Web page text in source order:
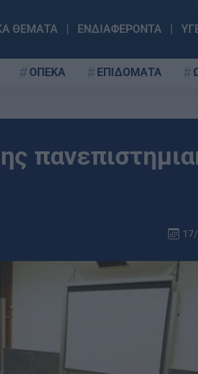
ΘΕΜΑΤΑ ΕΝΔΙΑΦΕΡΟΝΤΑ
ΟΠΕΚΑ ΕΠΙΔΟΜΑΤΑ